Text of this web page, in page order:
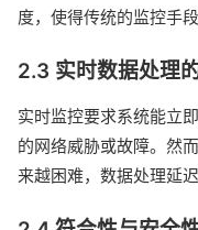
度，使得传统的监控手段
2.3 实时数据处理
实时监控要求系统能立
的网络威胁或故障。然
来越困难，数据处理延